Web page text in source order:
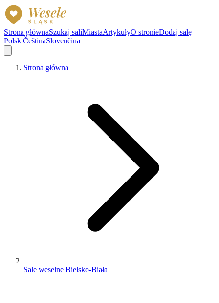
Strona głównaSzukaj saliMiastaArtykułyO stronieDodaj salę
PolskiČeštinaSlovenčina
Strona główna
Sale weselne Bielsko-Biała